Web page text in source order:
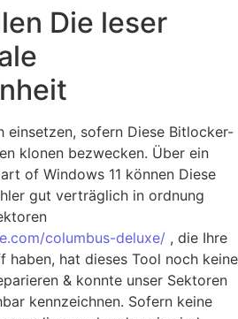
Die leser
einsetzen, sofern Diese Bitlocker-
klonen bezwecken. Über ein
of Windows 11 können Diese
gut verträglich in ordnung
columbus-deluxe/ , die Ihre
haben, hat dieses Tool noch keine
& konnte unser Sektoren
kennzeichnen. Sofern keine